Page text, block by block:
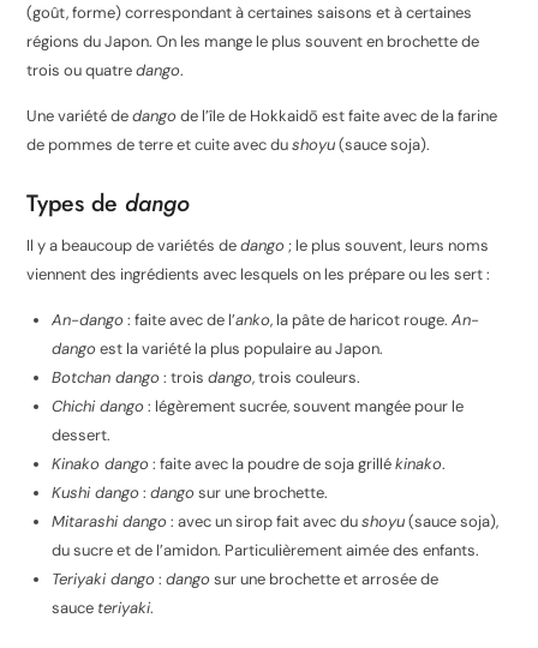
(goût, forme) correspondant à certaines saisons et à certaines
régions du Japon. On les mange le plus souvent en brochette de
trois ou quatredango.
Une variété dedango de l’île de Hokkaidō est faite avec de la farine
de pommes de terre et cuite avec dushoyu(sauce soja).
Types dedango
Il y a beaucoup de variétés dedango ; le plus souvent, leurs noms
viennent des ingrédients avec lesquels on les prépare ou les sert :
An-dango : faite avec de l’anko, la pâte de haricot rouge.An-
dango est la variété la plus populaire au Japon.
Botchan dango : troisdango, trois couleurs.
Chichi dango : légèrement sucrée, souvent mangée pour le
dessert.
Kinako dango : faite avec la poudre de soja grillékinako.
Kushi dango :dango sur une brochette.
Mitarashi dango : avec un sirop fait avec dushoyu(sauce soja),
du sucre et de l’amidon. Particulièrement aimée des enfants.
Teriyaki dango :dango sur une brochette et arrosée de
sauce teriyaki.